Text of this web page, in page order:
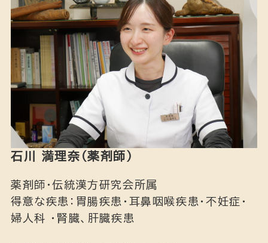
石川 満理奈（薬剤師）
薬剤師・伝統漢方研究会所属
得意な疾患：胃腸疾患・耳鼻咽喉疾患・不妊症・
婦人科 ・腎臓、肝臓疾患